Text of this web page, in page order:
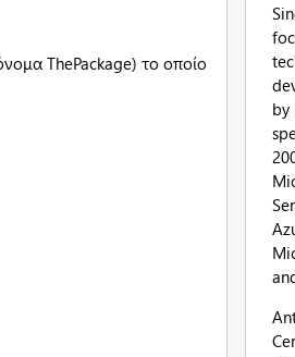
ThePackage) το οποίο
by